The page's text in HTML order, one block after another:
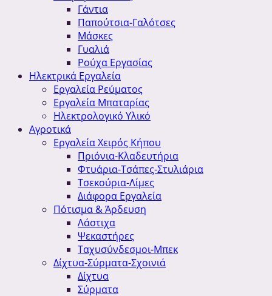
Γάντια
Παπούτσια-Γαλότσες
Μάσκες
Γυαλιά
Ρούχα Εργασίας
Ηλεκτρικά Εργαλεία
Εργαλεία Ρεύματος
Εργαλεία Μπαταρίας
Ηλεκτρολογικό Υλικό
Αγροτικά
Εργαλεία Χειρός Κήπου
Πριόνια-Κλαδευτήρια
Φτυάρια-Τσάπες-Στυλιάρια
Τσεκούρια-Λίμες
Διάφορα Εργαλεία
Πότισμα & Άρδευση
Λάστιχα
Ψεκαστήρες
Ταχυσύνδεσμοι-Μπεκ
Δίχτυα-Σύρματα-Σχοινιά
Δίχτυα
Σύρματα